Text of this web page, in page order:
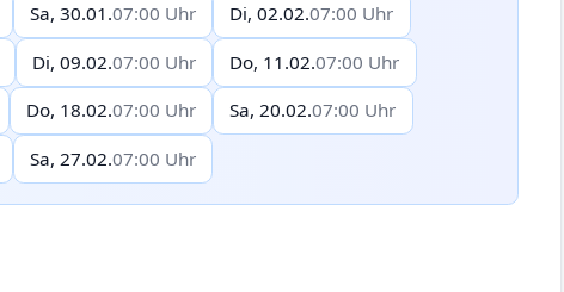
Sa, 30.01.07:00 Uhr Di, 02.02.07:00 Uhr
Di, 09.02.07:00 Uhr Do, 11.02.07:00 Uhr
Do, 18.02.07:00 Uhr Sa, 20.02.07:00 Uhr
Sa, 27.02.07:00 Uhr